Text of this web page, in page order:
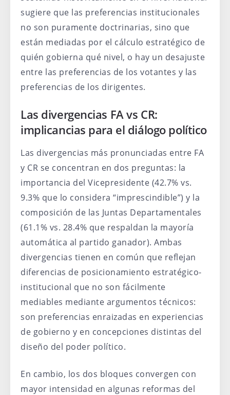
sugiere que las preferencias institucionales
no son puramente doctrinarias, sino que
están mediadas por el cálculo estratégico de
quién gobierna qué nivel, o hay un desajuste
entre las preferencias de los votantes y las
preferencias de los dirigentes.
Las divergencias FA vs CR:
implicancias para el diálogo político
Las divergencias más pronunciadas entre FA
y CR se concentran en dos preguntas: la
importancia del Vicepresidente (42.7% vs.
9.3% que lo considera “imprescindible”) y la
composición de las Juntas Departamentales
(61.1% vs. 28.4% que respaldan la mayoría
automática al partido ganador). Ambas
divergencias tienen en común que reflejan
diferencias de posicionamiento estratégico-
institucional que no son fácilmente
mediables mediante argumentos técnicos:
son preferencias enraizadas en experiencias
de gobierno y en concepciones distintas del
diseño del poder político.
En cambio, los dos bloques convergen con
mayor intensidad en algunas reformas del